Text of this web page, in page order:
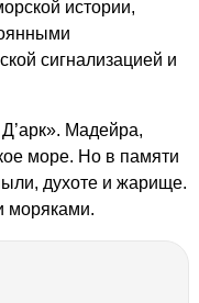
истории,
сигнализацией и
Мадейра,
море. Но в памяти
духоте и жарище.
моряками.